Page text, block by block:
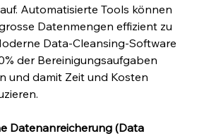
Automatisierte Tools können
Datenmengen effizient zu
Data-Cleansing-Software
der Bereinigungsaufgaben
und damit Zeit und Kosten
Datenanreicherung (Data